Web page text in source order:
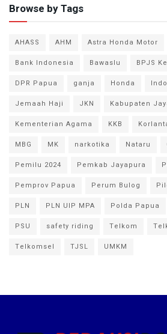
Browse by Tags
AHASS AHM Astra Honda Motor
Bank Indonesia
Bawaslu BPJS
DPR Papua
ganja Honda
Jemaah Haji
JKN Kabupaten
Kementerian Agama
KKB
MBG
MK narkotika Nataru
Pemilu 2024
Pemkab Jayapura
Pemprov Papua
Perum Bulog
PLN
PLN UIP MPA Polda Papua
PSU
safety riding Telkom
Telkomsel
TJSL UMKM